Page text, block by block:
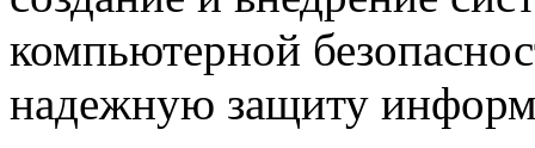
компьютерной
надежную защиту